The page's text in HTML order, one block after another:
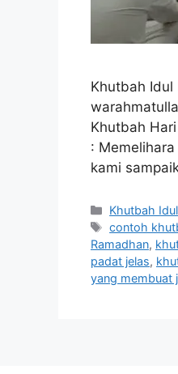
Khutbah Idul
Khutbah
:
kami
Categories
Khutbah
Tags
contoh
Ramadhan,
padat jelas,
yang membuat